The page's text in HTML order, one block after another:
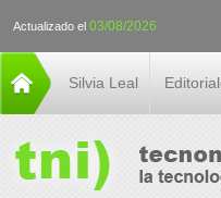
Actualizado el 03/08/2026
Silvia Leal